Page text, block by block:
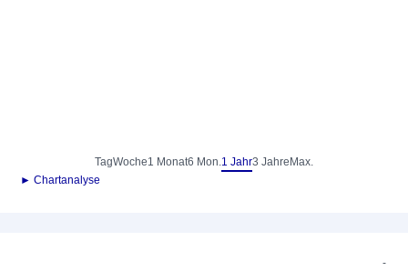
TagWoche1 Monat6 Mon.1 Jahr3 Jahre Max.
► Chartanalyse
-